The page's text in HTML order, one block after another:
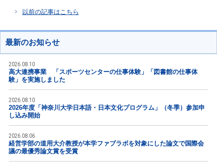
以前の記事はこちら
最新のお知らせ
2026.08.10
高大連携事業 「スポーツセンターの仕事体験」「図書館の仕事体
験」を実施しました
2026.08.10
2026年度「神奈川大学日本語・日本文化プログラム」（冬季）参加申
し込み開始
2026.08.06
経営学部の道用大介教授が本学ファブラボを対象にした論文で国際会
議の最優秀論文賞を受賞